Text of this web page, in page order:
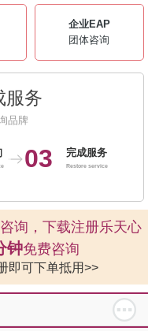
企业EAP
团体咨询
服务
品牌
03 完成服务
Restore service
询，下载注册乐天心
钟免费咨询
即可下单抵用>>